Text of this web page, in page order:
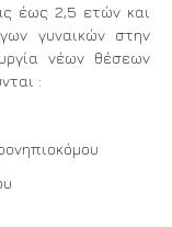
έως 2,5 ετών και
γυναικών στην
νέων θέσεων
: